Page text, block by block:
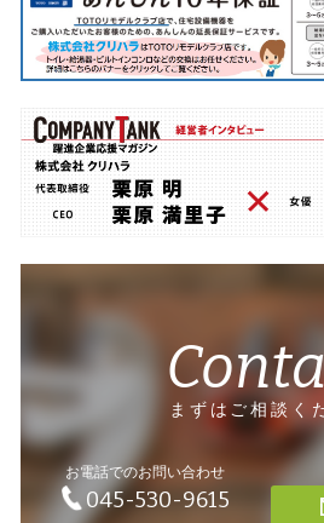
まずはご相談く
お電話でのお問い合わせ
045-530-9615